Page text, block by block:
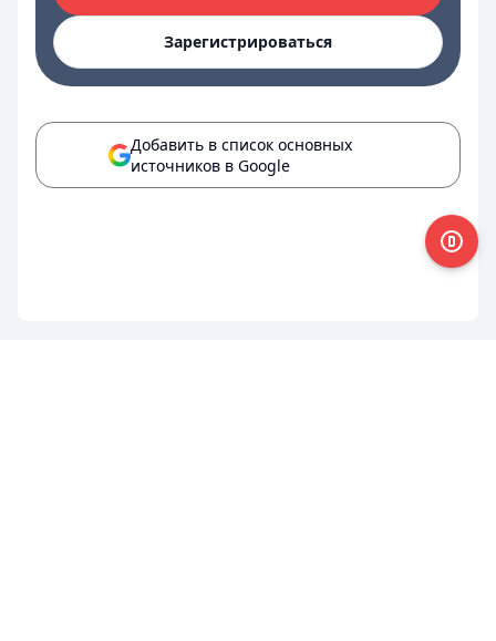
Зарегистрироваться
Добавить в список основных
источников в Google